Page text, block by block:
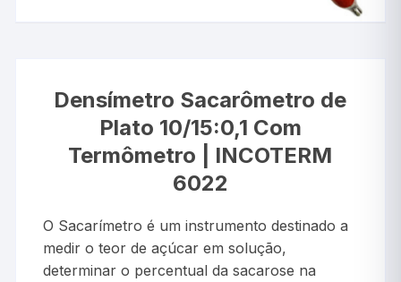
Densímetro Sacarômetro de
Plato 10/15:0,1 Com
Termômetro | INCOTERM
6022
O Sacarímetro é um instrumento destinado a
medir o teor de açúcar em solução,
determinar o percentual da sacarose na